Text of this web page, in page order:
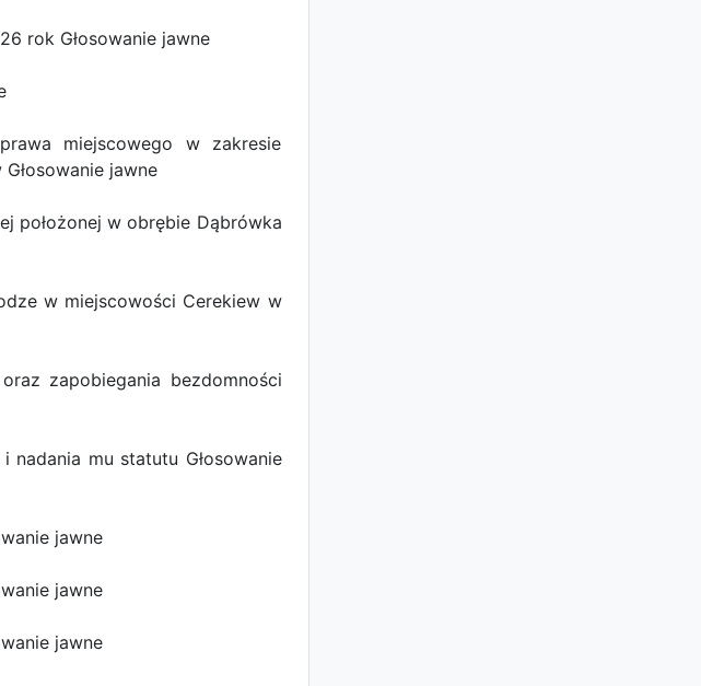
rok Głosowanie jawne
miejscowego w zakresie
Głosowanie jawne
położonej w obrębie Dąbrówka
w miejscowości Cerekiew w
zapobiegania bezdomności
nadania mu statutu Głosowanie
jawne
jawne
jawne